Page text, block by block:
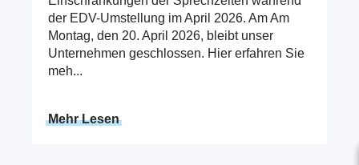
der EDV-Umstellung im April 2026. Am Am
Montag, den 20. April 2026, bleibt unser
Unternehmen geschlossen. Hier erfahren Sie
meh...
Mehr Lesen